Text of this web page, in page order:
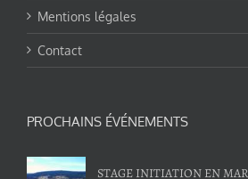
Mentions légales
Contact
PROCHAINS ÉVÉNEMENTS
STAGE INITIATION EN